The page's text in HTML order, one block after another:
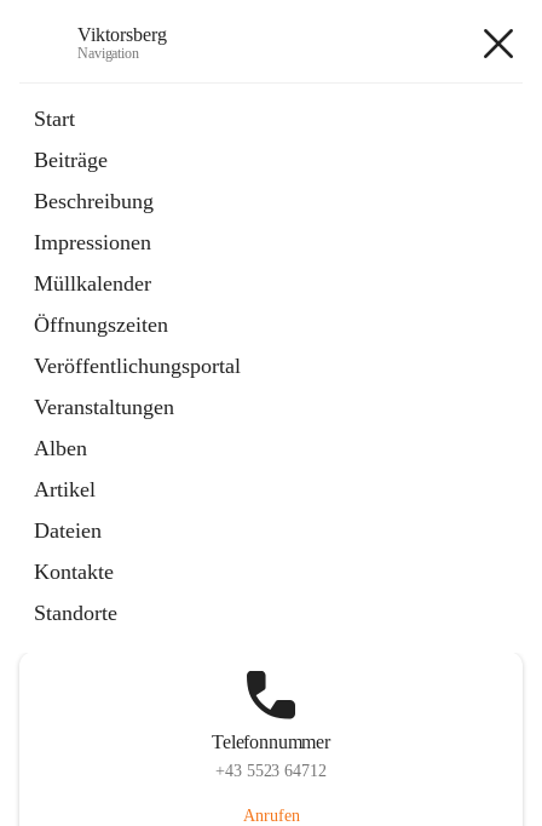
Viktorsberg
Navigation
Start
Beiträge
Beschreibung
Impressionen
Müllkalender
Öffnungszeiten
Veröffentlichungsportal
Veranstaltungen
Alben
Artikel
Dateien
Kontakte
Standorte
1 Schnellzugriff
Bürgerservice
10 Schnellzugriffe
Telefonnummer
+43 5523 64712
Anrufen